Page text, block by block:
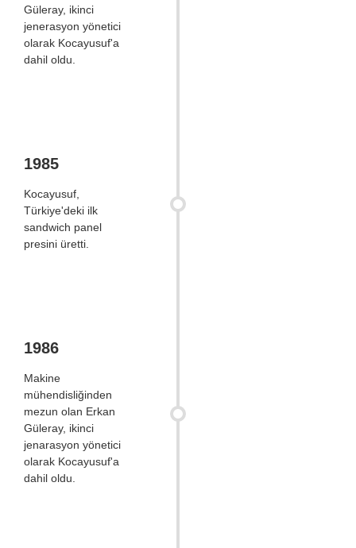
Güleray, ikinci
jenerasyon yönetici
olarak Kocayusuf'a
dahil oldu.
1985
Kocayusuf,
Türkiye'deki ilk
sandwich panel
presini üretti.
1986
Makine
mühendisliğinden
mezun olan Erkan
Güleray, ikinci
jenarasyon yönetici
olarak Kocayusuf'a
dahil oldu.